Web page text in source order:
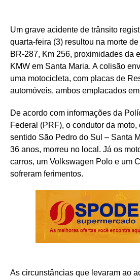
Um grave acidente de trânsito
quarta-feira (3) resultou na morte
BR-287, Km 256, proximidades da
KMW em Santa Maria. A colisão
uma motocicleta, com placas de
automóveis, ambos emplacados
De acordo com informações da
Federal (PRF), o condutor da
sentido São Pedro do Sul – Santa
36 anos, morreu no local. Já os
carros, um Volkswagen Polo e um
sofreram ferimentos.
As circunstâncias que levaram ao